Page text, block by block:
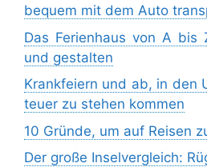
bequem mit dem Auto
Das Ferienhaus von A bis
und gestalten
Krankfeiern und ab, in den
teuer zu stehen kommen
10 Gründe, um auf Reisen
Der große Inselvergleich: